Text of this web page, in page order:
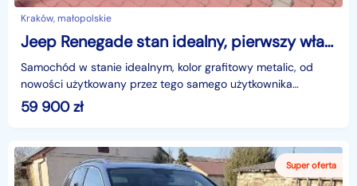
Kraków, małopolskie
Jeep Renegade stan idealny, pierwszy właściciel, kupiony w salonie w Polsce
Samochód w stanie idealnym, kolor grafitowy metalic, od
nowości użytkowany przez tego samego użytkownika
(zakupiony w leasingu), serwisowany w ASO, nowy akumula
59 900zł